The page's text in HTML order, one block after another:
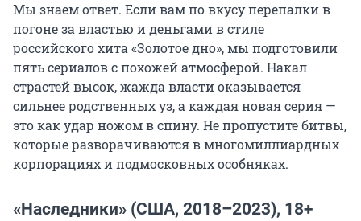
Мы знаем ответ. Если вам по вкусу перепалки в
погоне за властью и деньгами в стиле
российского хита «Золотое дно», мы подготовили
пять сериалов с похожей атмосферой. Накал
страстей высок, жажда власти оказывается
сильнее родственных уз, а каждая новая серия —
это как удар ножом в спину. Не пропустите битвы,
которые разворачиваются в многомиллиардных
корпорациях и подмосковных особняках.
«Наследники» (США, 2018–2023), 18+